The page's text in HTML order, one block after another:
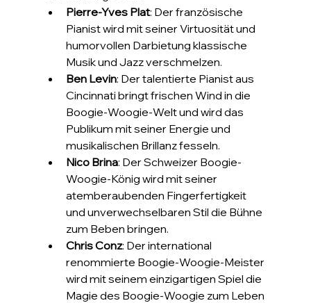
Pierre-Yves Plat: Der französische
Pianist wird mit seiner Virtuosität und
humorvollen Darbietung klassische
Musik und Jazz verschmelzen.
Ben Levin: Der talentierte Pianist aus
Cincinnati bringt frischen Wind in die
Boogie-Woogie-Welt und wird das
Publikum mit seiner Energie und
musikalischen Brillanz fesseln.
Nico Brina: Der Schweizer Boogie-
Woogie-König wird mit seiner
atemberaubenden Fingerfertigkeit
und unverwechselbaren Stil die Bühne
zum Beben bringen.
Chris Conz: Der international
renommierte Boogie-Woogie-Meister
wird mit seinem einzigartigen Spiel die
Magie des Boogie-Woogie zum Leben